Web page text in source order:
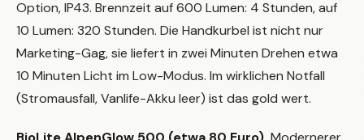
Option, IP43. Brennzeit auf 600 Lumen: 4 Stunden, auf
10 Lumen: 320 Stunden. Die Handkurbel ist nicht nur
Marketing-Gag, sie liefert in zwei Minuten Drehen etwa
10 Minuten Licht im Low-Modus. Im wirklichen Notfall
(Stromausfall, Vanlife-Akku leer) ist das gold wert.